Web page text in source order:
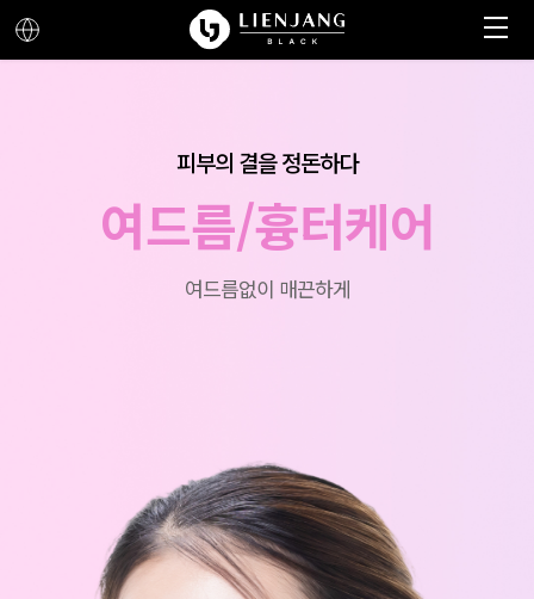
피부의 결을 정돈하다
여드름/흉터케어
여드름없이 매끈하게